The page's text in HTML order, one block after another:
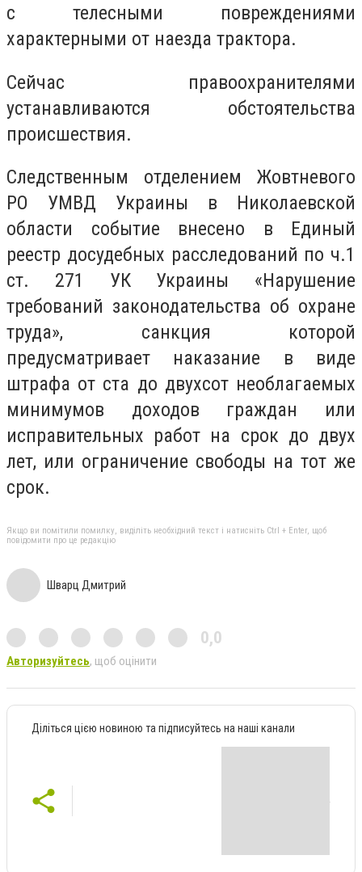
с телесными повреждениями
характерными от наезда трактора.
Сейчас правоохранителями
устанавливаются обстоятельства
происшествия.
Следственным отделением Жовтневого
РО УМВД Украины в Николаевской
области событие внесено в Единый
реестр досудебных расследований по ч.1
ст. 271 УК Украины «Нарушение
требований законодательства об охране
труда», санкция которой
предусматривает наказание в виде
штрафа от ста до двухсот необлагаемых
минимумов доходов граждан или
исправительных работ на срок до двух
лет, или ограничение свободы на тот же
срок.
Якщо ви помітили помилку, виділіть необхідний текст і натисніть Ctrl + Enter, щоб
повідомити про це редакцію
Шварц Дмитрий
0,0
Авторизуйтесь, щоб оцінити
Діліться цією новиною та підписуйтесь на наші канали